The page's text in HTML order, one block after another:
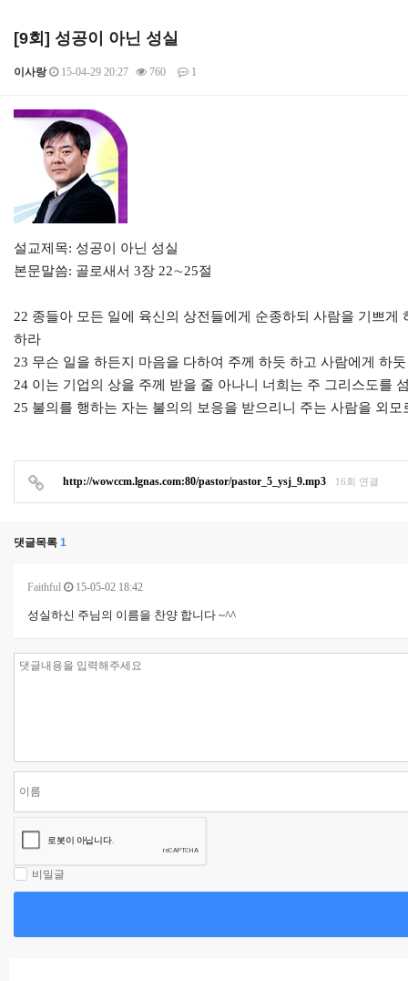
[9회] 성공이 아닌 성실
이사랑 15-04-29 20:27 760 1
본문
설교제목: 성공이 아닌 성실
본문말씀: 골로새서 3장 22∼25절
22 종들아 모든 일에 육신의 상전들에게 순종하되 사람을 기쁘
하라
23 무슨 일을 하든지 마음을 다하여 주께 하듯 하고 사람에게 하
24 이는 기업의 상을 주께 받을 줄 아나니 너희는 주 그리스도를
25 불의를 행하는 자는 불의의 보응을 받으리니 주는 사람을 외
http://wowccm.lgnas.com:80/pastor/pastor_5_ysj_9.mp3 16회 연결
댓글목록 1
Faithful 15-05-02 18:42
성실하신 주님의 이름을 찬양 합니다 ~^^
비밀글